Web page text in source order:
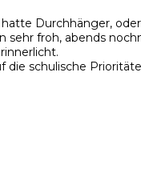
Durchhänger,
froh, abends
schulische